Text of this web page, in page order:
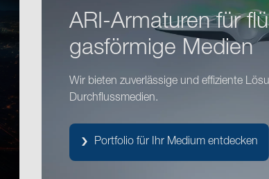
ARI-Armaturen für
gasförmige Medien
Wir bieten zuverlässige und effiziente
Durchflussmedien.
Portfolio für Ihr Medium entdecken